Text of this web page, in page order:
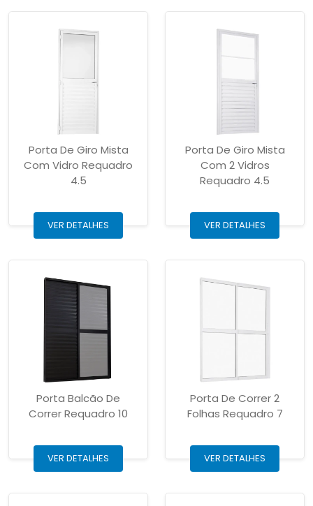
Porta De Giro Mista
Com Vidro Requadro
4.5
VER DETALHES
Porta De Giro Mista
Com 2 Vidros
Requadro 4.5
VER DETALHES
Porta Balcão De
Correr Requadro 10
VER DETALHES
Porta De Correr 2
Folhas Requadro 7
VER DETALHES